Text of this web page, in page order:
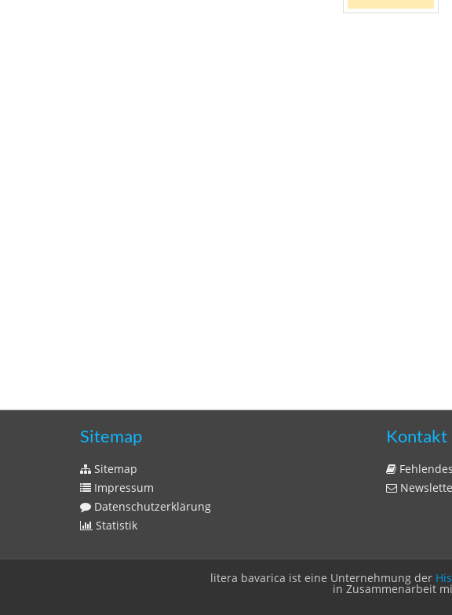
Sitemap
Sitemap
Impressum
Datenschutzerklärung
Statistik
Kontakt
litera bavarica ist eine Unternehmung der
in Zusammenarbeit